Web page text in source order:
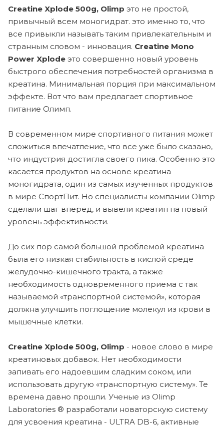
Creatine Xplode 500g, Olimp это не простой,
привычный всем моногидрат. это именно то, что
все привыкли называть таким привлекательным и
странным словом - инновация. Creatine Mono
Power Xplode это совершенно новый уровень
быстрого обеспечения потребностей организма в
креатина. Минимальная порция при максимальном
эффекте. Вот что вам предлагает спортивное
питание Олимп.
В современном мире спортивного питания может
сложиться впечатление, что все уже было сказано,
что индустрия достигла своего пика. Особенно это
касается продуктов на основе креатина
моногидрата, один из самых изученных продуктов
в мире СпортПит. Но специалисты компании Olimp
сделали шаг вперед, и вывели креатин на новый
уровень эффективности.
До сих пор самой большой проблемой креатина
была его низкая стабильность в кислой среде
желудочно-кишечного тракта, а также
необходимость одновременного приема с так
называемой «транспортной системой», которая
должна улучшить поглощение молекул из крови в
мышечные клетки.
Creatine Xplode 500g, Olimp - новое слово в мире
креатиновых добавок. Нет необходимости
запивать его надоевшим сладким соком, или
использовать другую «транспортную систему». Те
времена давно прошли. Ученые из Olimp
Laboratories ® разработали новаторскую систему
для усвоения креатина - ULTRA DB-6, активные